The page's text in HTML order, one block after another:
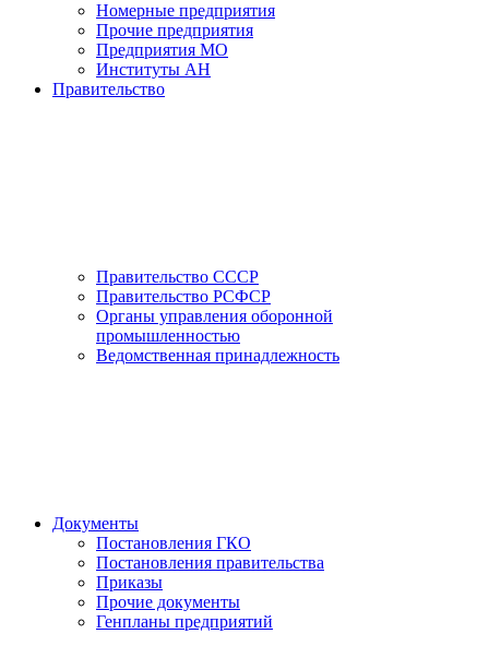
Номерные предприятия
Прочие предприятия
Предприятия МО
Институты АН
Правительство
Правительство СССР
Правительство РСФСР
Органы управления оборонной
промышленностью
Ведомственная принадлежность
Документы
Постановления ГКО
Постановления правительства
Приказы
Прочие документы
Генпланы предприятий